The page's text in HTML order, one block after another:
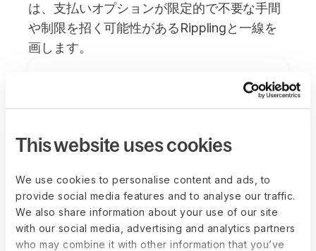
This website uses cookies
We use cookies to personalise content and ads, to
provide social media features and to analyse our traffic.
We also share information about your use of our site
with our social media, advertising and analytics partners
who may combine it with other information that you’ve
は、支払いオプションが限定的で不要な手間
や制限を招く可能性があるRipplingと一線を
画します。
暗号資産を含む120++通貨でコントラクター
顧客向けの7+の資金提供方法：BACS（英国
自動振替システム）、コインベース、口座振